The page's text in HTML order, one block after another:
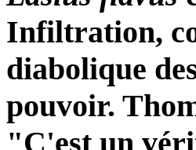
Infiltration,
diabolique
pouvoir.
"C'est un